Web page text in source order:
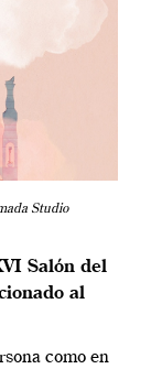
Studio
Salón del
al
como en